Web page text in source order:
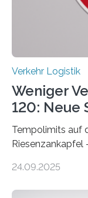
Verkehr Logistik
Weniger
120: Neue
Tempolimits auf
Riesenzankapfel
Nach rund 50
24.09.2025